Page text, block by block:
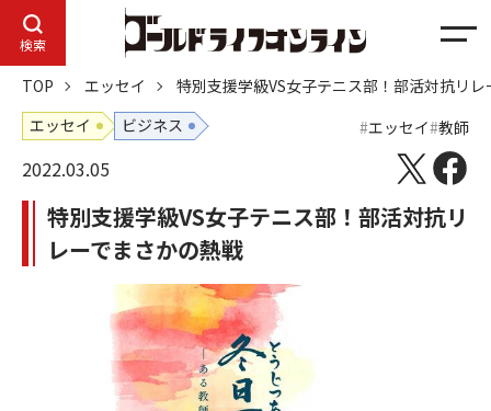
検索
メ
ニ
ュ
ー
TOP エッセイ
特別支援学級VS女子テニス部！部活対抗リ
エッセイ
ビジネス エッセイ 教師
2022.03.05
特別支援学級VS女子テニス部！部活対抗リ
レーでまさかの熱戦